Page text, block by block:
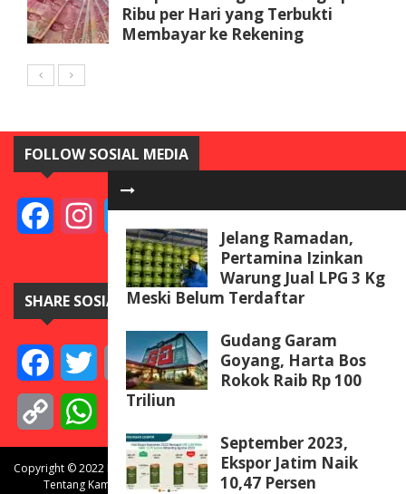
Jelang Ramadan,
Pertamina Izinkan
Warung Jual LPG 3 Kg
Meski Belum Terdaftar
Gudang Garam
Goyang, Harta Bos
Rokok Raib Rp 100
Triliun
September 2023,
Ekspor Jatim Naik
10,47 Persen
Ribu per Hari yang Terbukti
Membayar ke Rekening
FOLLOW SOSIAL MEDIA
FacebookInstagramTwitterYouTube
SHARE SOSIAL MEDIA
FacebookTwitterEmail Telegram
Line Messenger
Gmail
Copy
Link
WhatsApp
Copyright © 2022 BISNISdanINVEST.com. All rights reserved.
Tentang Kami
Redaksi Pedoman Media Siber